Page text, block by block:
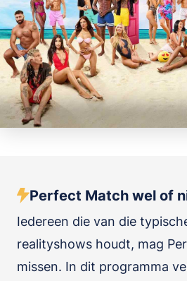
Perfect Match wel of
Iedereen die van die
realityshows houdt, mag
missen. In dit programma